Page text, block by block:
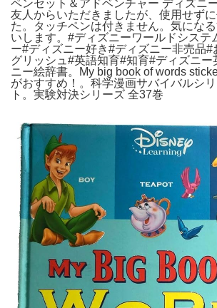
ペンセット＆アドベンチャー ディズニ
友人からいただきましたが、使用せず
た。タッチペンは付きません。気にな
いします。#ディズニーワールドシステ
ー#ディズニー好き#ディズニー非売品#
グリッシュ#英語知育#知育#ディズニー
ニー絵辞書。My big book of words
がおすすめ！。科学漫画サバイバルシ
ト。実験対決シリーズ 全37巻